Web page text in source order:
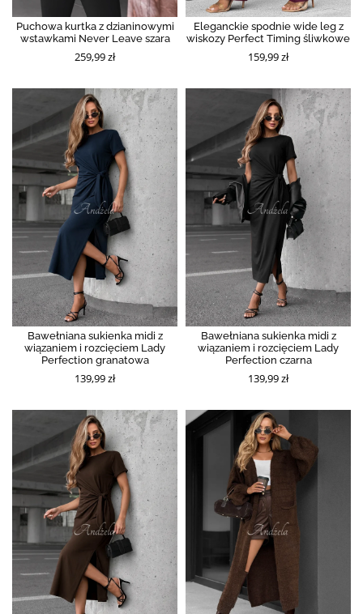
Puchowa kurtka z dzianinowymi
wstawkami Never Leave szara
259,99 zł
Eleganckie spodnie wide leg z
wiskozy Perfect Timing śliwkowe
159,99 zł
Bawełniana sukienka midi z
wiązaniem i rozcięciem Lady
Perfection granatowa
139,99 zł
Bawełniana sukienka midi z
wiązaniem i rozcięciem Lady
Perfection czarna
139,99 zł